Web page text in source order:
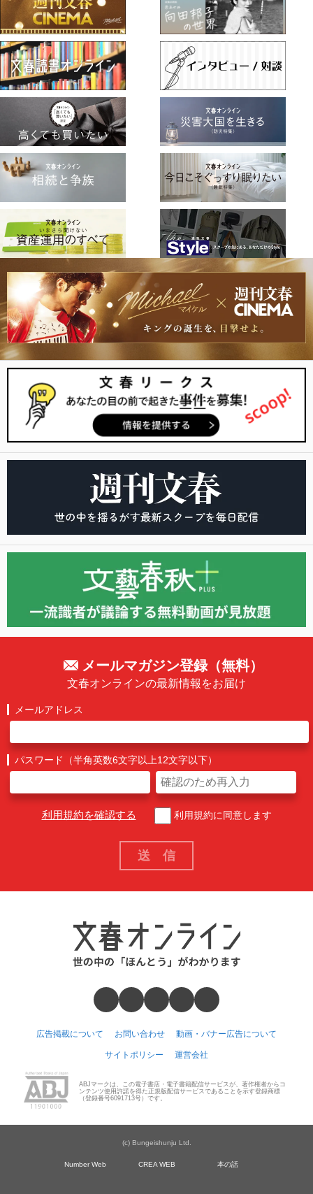
メールマガジン登録（無料）
文春オンラインの最新情報をお届け
メールアドレス
パスワード（半角英数6文字以上12文字以下）
利用規約を確認する 利用規約に同意します
広告掲載について お問い合わせ 動画・バナー広告について
サイトポリシー 運営会社
ABJマークは、この電子書店・電子書籍配信サービスが、著作権者からコ
ンテンツ使用許諾を得た正規版配信サービスであることを示す登録商標
（登録番号6091713号）です。
(c) Bungeishunju Ltd.
Number Web CREA WEB 本の話